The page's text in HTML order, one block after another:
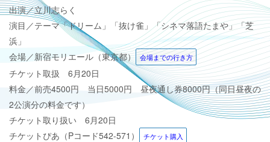
出演／立川志らく
演目／テーマ「ドリーム」「抜け雀」「シネマ落語たまや」「芝
浜」
会場／新宿モリエール（東京都） 会場までの行き方
チケット取扱 6月20日
料金／前売4500円 当日5000円 昼夜通し券8000円（同日昼夜の
2公演分の料金です）
チケット取り扱い 6月20日
チケットぴあ（Pコード542-571）
チケット購入